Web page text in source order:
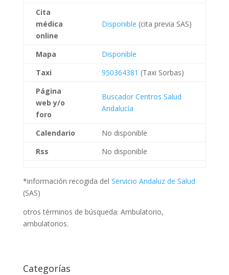
Cita
médica
online
Disponible (cita previa SAS)
Mapa
Disponible
Taxi
950364381 (Taxi Sorbas)
Página
weby/o
foro
Buscador Centros Salud
Andalucía
Calendario
No disponible
Rss
No disponible
*información recogida del Servicio Andaluz de Salud
(SAS)
otros términos de búsqueda: Ambulatorio,
ambulatorios.
Categorías